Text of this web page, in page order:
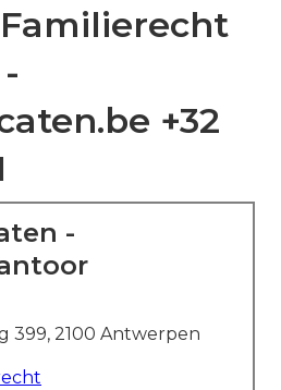
+32
-
399, 2100 Antwerpen